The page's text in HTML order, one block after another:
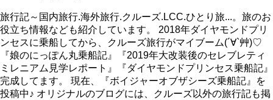
旅行記～国内旅行.海外旅行.クルーズ.LCC.ひとり旅...。旅のお
役立ち情報なども紹介しています。 2018年ダイヤモンドプリ
ンセスに乗船してから、クルーズ旅行がマイブーム(´∀`艸)♡
『娘のにっぽん丸乗船記』『2019年大改装後のセレブレティ
ミレニアム見学レポート』『ダイヤモンドプリンセス乗船記』
完成してます。 現在、『ボイジャーオブザシーズ乗船記』を
投稿中♪ オリジナルのブログには、クルーズ以外の旅行記も掲